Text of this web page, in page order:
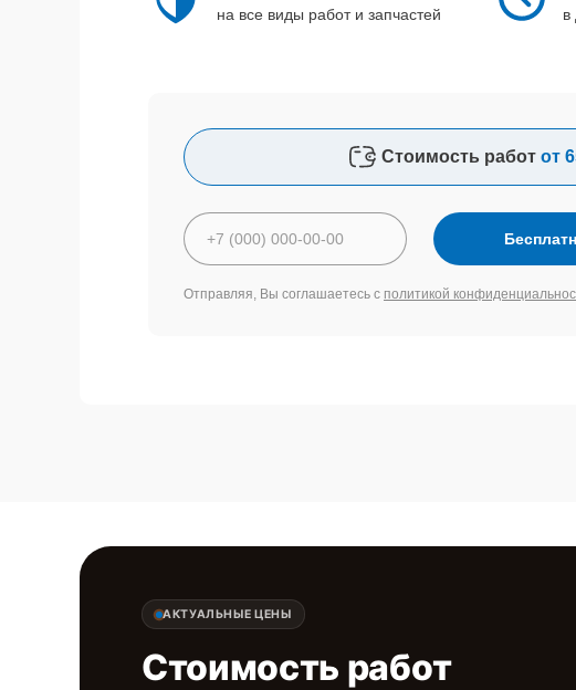
на все виды работ и запчастей в
Стоимость работ от
Отправляя, Вы соглашаетесь с политикой
АКТУАЛЬНЫЕ ЦЕНЫ
Стоимость работ